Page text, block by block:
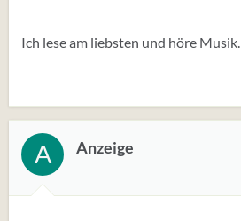
Ich lese am liebsten und höre Musik.
A Anzeige